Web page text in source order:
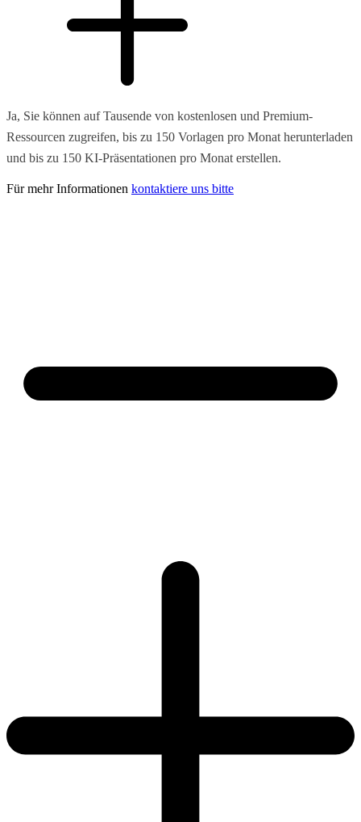
Ja, Sie können auf Tausende von kostenlosen und Premium-
Ressourcen zugreifen, bis zu 150 Vorlagen pro Monat herunterladen
und bis zu 150 KI-Präsentationen pro Monat erstellen.
Für mehr Informationen kontaktiere uns bitte